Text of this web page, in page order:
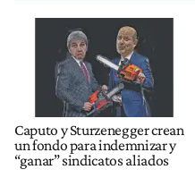
Caputo y Sturzenegger crean
un fondo para indemnizar y
“ganar” sindicatos aliados